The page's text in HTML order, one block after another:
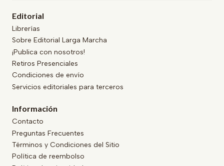
Editorial
Librerías
Sobre Editorial Larga Marcha
¡Publica con nosotros!
Retiros Presenciales
Condiciones de envío
Servicios editoriales para terceros
Información
Contacto
Preguntas Frecuentes
Términos y Condiciones del Sitio
Política de reembolso